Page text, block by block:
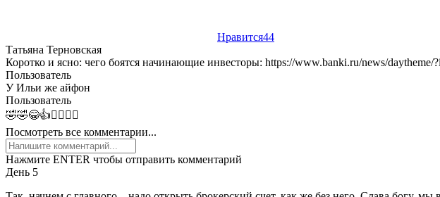
Нравится44
Татьяна Терновская
Коротко и ясно: чего боятся начинающие инвесторы: https://www.banki.ru/news/daytheme/
Пользователь
У Ильи же айфон
Пользователь
🤣🤣😂👍🤦‍♂️🤦‍♂️
Посмотреть все комментарии...
Нажмите ENTER чтобы отправить комментарий
День 5